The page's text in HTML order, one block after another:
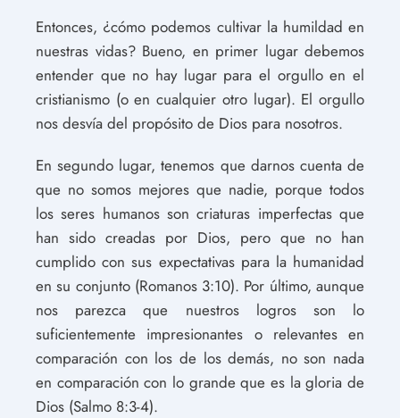
Entonces, ¿cómo podemos cultivar la humildad en
nuestras vidas? Bueno, en primer lugar debemos
entender que no hay lugar para el orgullo en el
cristianismo (o en cualquier otro lugar). El orgullo
nos desvía del propósito de Dios para nosotros.
En segundo lugar, tenemos que darnos cuenta de
que no somos mejores que nadie, porque todos
los seres humanos son criaturas imperfectas que
han sido creadas por Dios, pero que no han
cumplido con sus expectativas para la humanidad
en su conjunto (Romanos 3:10). Por último, aunque
nos parezca que nuestros logros son lo
suficientemente impresionantes o relevantes en
comparación con los de los demás, no son nada
en comparación con lo grande que es la gloria de
Dios (Salmo 8:3-4).